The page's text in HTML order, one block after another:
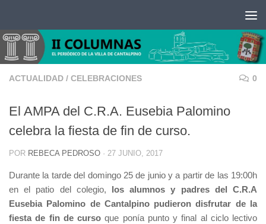
ACTUALIDAD / CELEBRACIONES 0
El AMPA del C.R.A. Eusebia Palomino
celebra la fiesta de fin de curso.
POR REBECA PEDROSO · 27 JUNIO, 2017
Durante la tarde del domingo 25 de junio y a partir de las 19:00h
en el patio del colegio, los alumnos y padres del C.R.A
Eusebia Palomino de Cantalpino pudieron disfrutar de la
fiesta de fin de curso que ponía punto y final al ciclo lectivo